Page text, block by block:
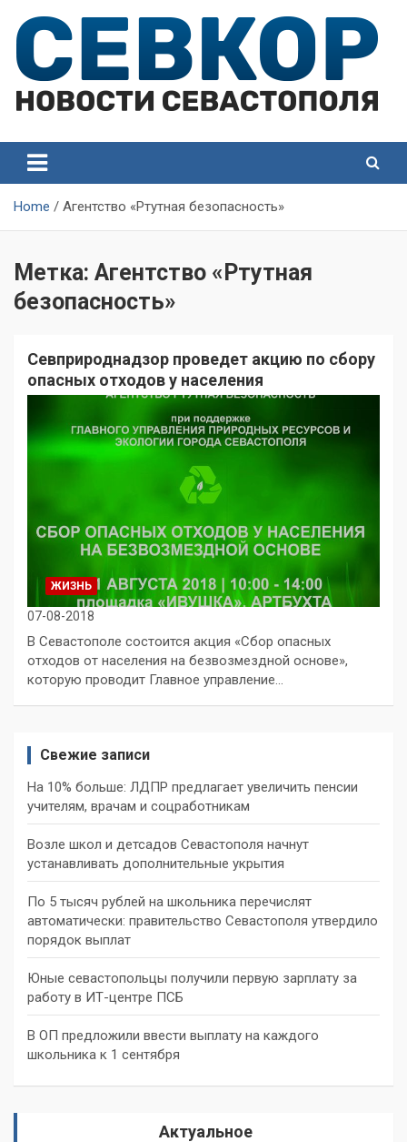
content
Севастополя
Севастополя
Home Агентство «Ртутная безопасность»
Метка: Агентство «Ртутная
безопасность»
Севприроднадзор проведет акцию по сбору
опасных отходов у населения
ЖИЗНЬ
07-08-2018
В Севастополе состоится акция «Сбор опасных
отходов от населения на безвозмездной основе»,
которую проводит Главное управление…
Свежие записи
На 10% больше: ЛДПР предлагает увеличить пенсии
учителям, врачам и соцработникам
Возле школ и детсадов Севастополя начнут
устанавливать дополнительные укрытия
По 5 тысяч рублей на школьника перечислят
автоматически: правительство Севастополя утвердило
порядок выплат
Юные севастопольцы получили первую зарплату за
работу в ИТ-центре ПСБ
В ОП предложили ввести выплату на каждого
школьника к 1 сентября
Актуальное